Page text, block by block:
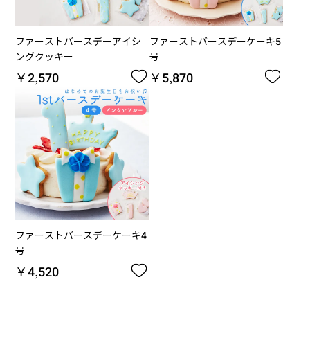
ファーストバースデーアイシ
ングクッキー
￥2,570 
ファーストバースデーケーキ5
号
￥5,870 
ファーストバースデーケーキ4
号
￥4,520 